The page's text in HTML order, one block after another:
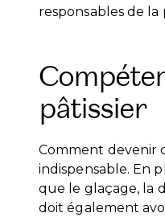
responsables de
pâtissier
Comment devenir
indispensable. En
que le glaçage, la
doit également